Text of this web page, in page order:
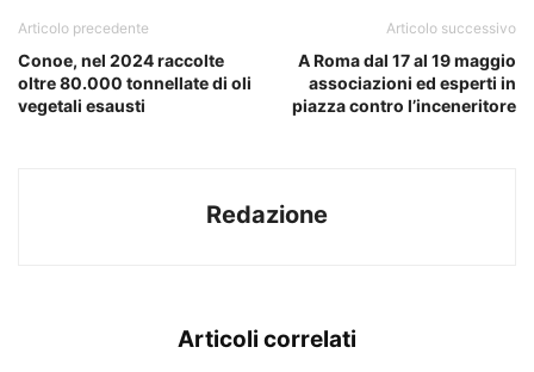
Articolo precedente
Conoe, nel 2024 raccolte
oltre 80.000 tonnellate di oli
vegetali esausti
Articolo successivo
A Roma dal 17 al 19 maggio
associazioni ed esperti in
piazza contro l’inceneritore
Redazione
Articoli correlati